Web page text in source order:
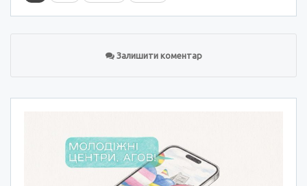
Залишити коментар